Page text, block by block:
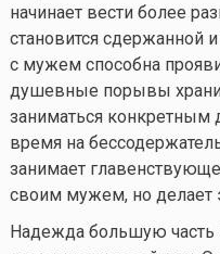
начинает вести более
становится сдержанной
с мужем способна
душевные порывы
заниматься конкретным
время на
занимает
своим мужем, но делает
Надежда большую часть